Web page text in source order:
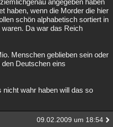
angegeben haben
haben, wenn die Morder die hier
schön alphabetisch sortiert in
Da war das Reich
Menschen geblieben sein oder
Deutschen eins
wahr haben will das so
09.02.2009 um 18:54